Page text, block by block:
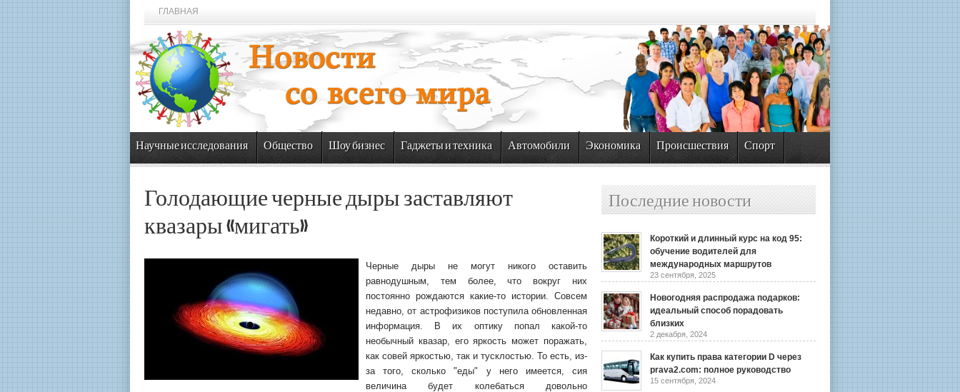
ГЛАВНАЯ
Научные исследования Общество Шоу бизнес Гаджеты и техника Автомобили Экономика Происшествия Спорт
Голодающие черные дыры заставляют
квазары «мигать»
Черные дыры не могут никого оставить
равнодушным, тем более, что вокруг них
постоянно рождаются какие-то истории. Совсем
недавно, от астрофизиков поступила обновленная
информация.
В их оптику попал какой-то
необычный квазар, его яркость может поражать,
как совей яркостью, так и тусклостью. То есть, из-
за того, сколько "еды" у него имеется, сия
величина будет колебаться довольно
Последние новости
Короткий и длинный курс на код 95:
обучение водителей для
международных маршрутов
23 сентября, 2025
Новогодняя распродажа подарков:
идеальный способ порадовать
близких
2 декабря, 2024
Как купить права категории D через
prava2.com: полное руководство
15 сентября, 2024